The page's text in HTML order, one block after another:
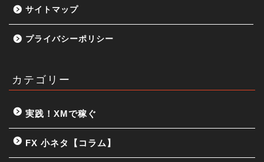
サイトマップ
プライバシーポリシー
カテゴリー
実践！XMで稼ぐ
FX 小ネタ【コラム】